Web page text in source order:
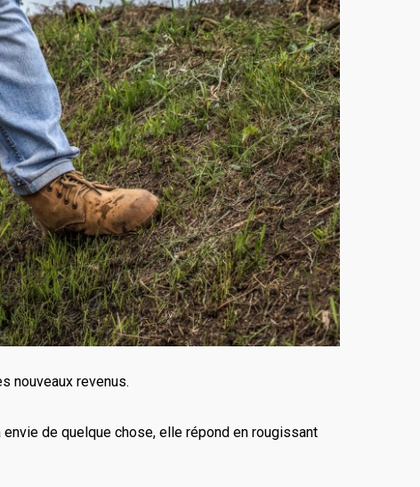
nouveaux revenus.
de quelque chose, elle répond en rougissant